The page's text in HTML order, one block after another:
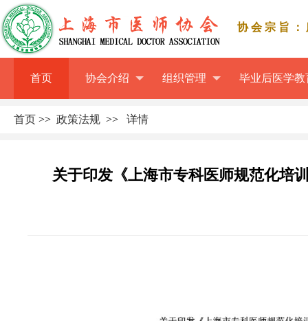
协会宗旨：
首页 协会介绍 组织管理 毕业后医学教
首页 >> 政策法规 >> 详情
关于印发《上海市专科医师规范化培